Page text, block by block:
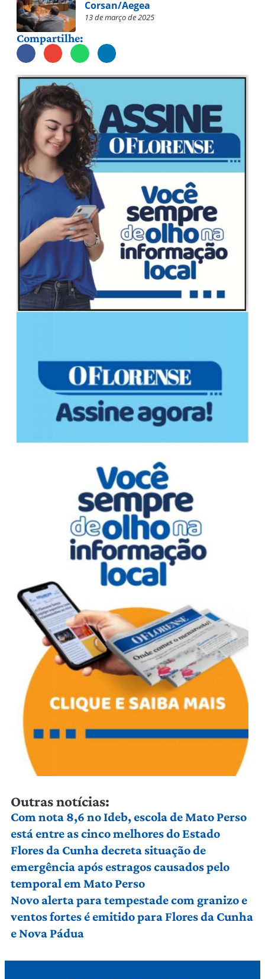
Corsan/Aegea
13 de março de 2025
Compartilhe:
Outras notícias:
Com nota 8,6 no Ideb, escola de Mato Perso
está entre as cinco melhores do Estado
Flores da Cunha decreta situação de
emergência após estragos causados pelo
temporal em Mato Perso
Novo alerta para tempestade com granizo e
ventos fortes é emitido para Flores da Cunha
e Nova Pádua